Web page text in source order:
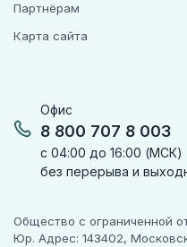
Офис
8 800 707 8 003
с 04:00 до 16:00 (МСК)
без перерыва и
Партнёрам
Карта сайта
Общество с ограниченной
Юр. Адрес: 143402,